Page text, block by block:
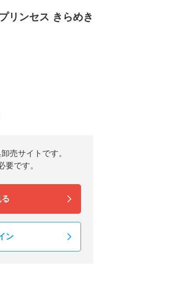
リンセス きらめき
売サイトです。
要です。
ン